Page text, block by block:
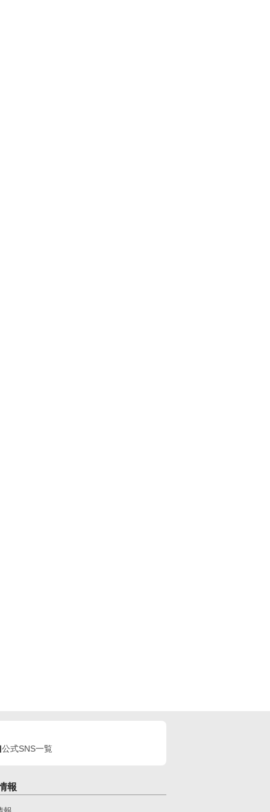
公式SNS一覧
報